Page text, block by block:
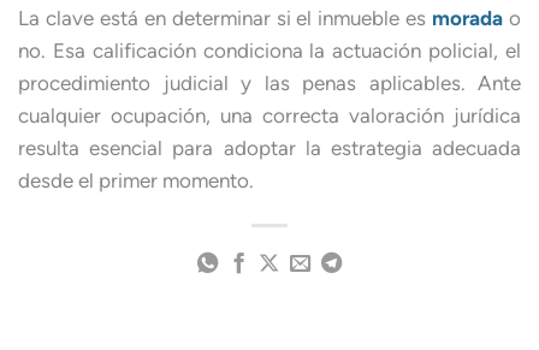
La clave está en determinar si el inmueble es morada o
no. Esa calificación condiciona la actuación policial, el
procedimiento judicial y las penas aplicables. Ante
cualquier ocupación, una correcta valoración jurídica
resulta esencial para adoptar la estrategia adecuada
desde el primer momento.